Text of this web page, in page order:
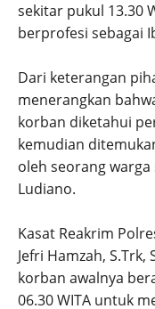
sekitar pukul 13.30
berprofesi sebagai
Dari keterangan
menerangkan
korban diketahui
kemudian
oleh seorang
Ludiano.
Kasat Reakrim
Jefri Hamzah, S.Trk,
korban awalnya
06.30 WITA untuk